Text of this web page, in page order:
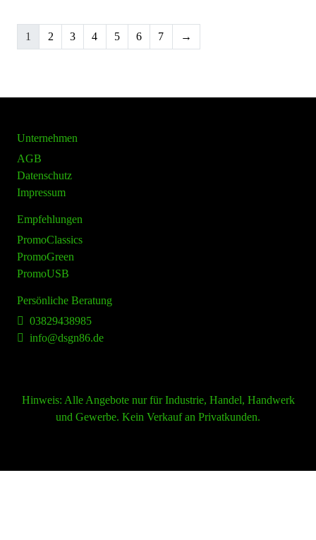
1 2 3 4 5 6 7 →
Unternehmen
AGB
Datenschutz
Impressum
Empfehlungen
PromoClassics
PromoGreen
PromoUSB
Persönliche Beratung
03829438985
info@dsgn86.de
Hinweis: Alle Angebote nur für Industrie, Handel, Handwerk
und Gewerbe. Kein Verkauf an Privatkunden.